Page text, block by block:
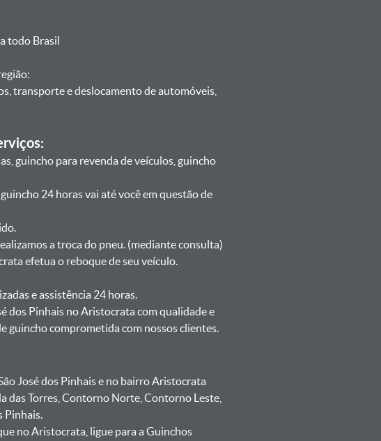
todo Brasil
transporte e deslocamento de automóveis,
guincho para revenda de veículos, guincho
24 horas vai até você em questão de
a troca do pneu. (mediante consulta)
efetua o reboque de seu veículo.
e assistência 24 horas.
dos Pinhais no Aristocrata com qualidade e
guincho comprometida com nossos clientes.
José dos Pinhais e no bairro Aristocrata
das Torres, Contorno Norte, Contorno Leste,
Pinhais.
no Aristocrata, ligue para a Guinchos